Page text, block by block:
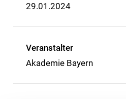
29.01.2024
Veranstalter
Akademie Bayern